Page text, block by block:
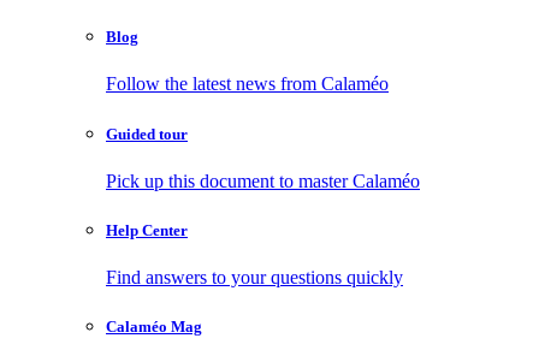
Blog
Follow the latest news from Calaméo
Guided tour
Pick up this document to master Calaméo
Help Center
Find answers to your questions quickly
Calaméo Mag